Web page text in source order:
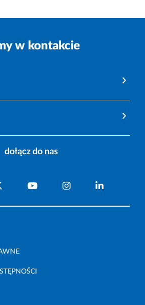
w kontakcie
dołącz do nas